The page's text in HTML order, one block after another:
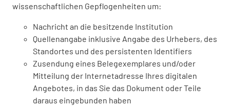
wissenschaftlichen Gepflogenheiten um:
Nachricht an die besitzende Institution
Quellenangabe inklusive Angabe des Urhebers, des
Standortes und des persistenten Identifiers
Zusendung eines Belegexemplares und/oder
Mitteilung der Internetadresse Ihres digitalen
Angebotes, in das Sie das Dokument oder Teile
daraus eingebunden haben